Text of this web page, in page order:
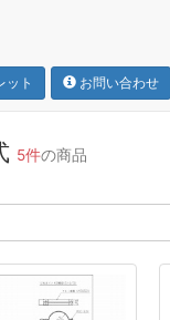
ット お問い合わせ
5件の商品